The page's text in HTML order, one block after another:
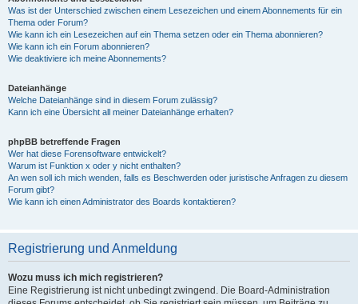
Was ist der Unterschied zwischen einem Lesezeichen und einem Abonnements für ein
Thema oder Forum?
Wie kann ich ein Lesezeichen auf ein Thema setzen oder ein Thema abonnieren?
Wie kann ich ein Forum abonnieren?
Wie deaktiviere ich meine Abonnements?
Dateianhänge
Welche Dateianhänge sind in diesem Forum zulässig?
Kann ich eine Übersicht all meiner Dateianhänge erhalten?
phpBB betreffende Fragen
Wer hat diese Forensoftware entwickelt?
Warum ist Funktion x oder y nicht enthalten?
An wen soll ich mich wenden, falls es Beschwerden oder juristische Anfragen zu diesem
Forum gibt?
Wie kann ich einen Administrator des Boards kontaktieren?
Registrierung und Anmeldung
Wozu muss ich mich registrieren?
Eine Registrierung ist nicht unbedingt zwingend. Die Board-Administration